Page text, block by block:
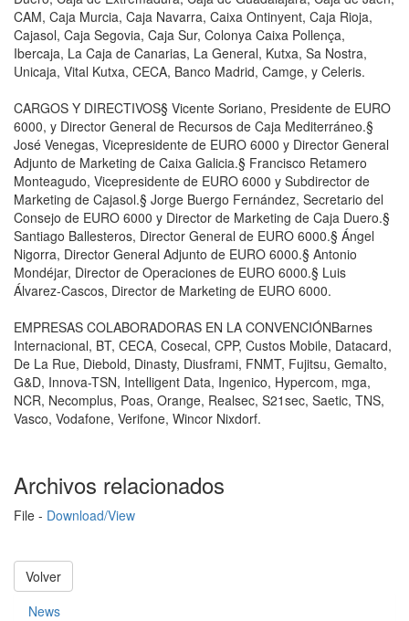
CAM, Caja Murcia, Caja Navarra, Caixa Ontinyent, Caja Rioja,
Cajasol, Caja Segovia, Caja Sur, Colonya Caixa Pollença,
Ibercaja, La Caja de Canarias, La General, Kutxa, Sa Nostra,
Unicaja, Vital Kutxa, CECA, Banco Madrid, Camge, y Celeris.
CARGOS Y DIRECTIVOS§ Vicente Soriano, Presidente de EURO
6000, y Director General de Recursos de Caja Mediterráneo.§
José Venegas, Vicepresidente de EURO 6000 y Director General
Adjunto de Marketing de Caixa Galicia.§ Francisco Retamero
Monteagudo, Vicepresidente de EURO 6000 y Subdirector de
Marketing de Cajasol.§ Jorge Buergo Fernández, Secretario del
Consejo de EURO 6000 y Director de Marketing de Caja Duero.§
Santiago Ballesteros, Director General de EURO 6000.§ Ángel
Nigorra, Director General Adjunto de EURO 6000.§ Antonio
Mondéjar, Director de Operaciones de EURO 6000.§ Luis
Álvarez-Cascos, Director de Marketing de EURO 6000.
EMPRESAS COLABORADORAS EN LA CONVENCIÓNBarnes
Internacional, BT, CECA, Cosecal, CPP, Custos Mobile, Datacard,
De La Rue, Diebold, Dinasty, Diusframi, FNMT, Fujitsu, Gemalto,
G&D, Innova-TSN, Intelligent Data, Ingenico, Hypercom, mga,
NCR, Necomplus, Poas, Orange, Realsec, S21sec, Saetic, TNS,
Vasco, Vodafone, Verifone, Wincor Nixdorf.
Archivos relacionados
File - Download/View
Volver
News